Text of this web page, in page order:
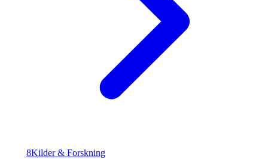
8Kilder & Forskning